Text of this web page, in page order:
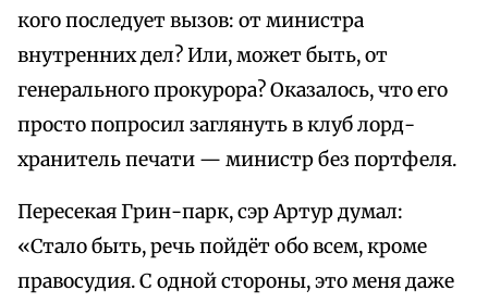
кого последует вызов: от министра
внутренних дел? Или, может быть, от
генерального прокурора? Оказалось, что его
просто попросил заглянуть в клуб лорд-
хранитель печати — министр без портфеля.
Пересекая Грин-парк, сэр Артур думал:
«Стало быть, речь пойдёт обо всем, кроме
правосудия. С одной стороны, это меня даже